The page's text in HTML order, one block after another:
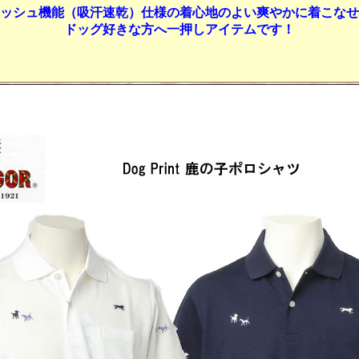
シュ機能（吸汗速乾）仕様の着心地のよい爽やかに着こな
ドッグ好きな方へ一押しアイテムです！